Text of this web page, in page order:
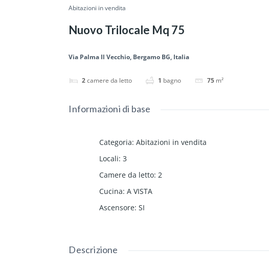
Abitazioni in vendita
Nuovo Trilocale Mq 75
Via Palma Il Vecchio, Bergamo BG, Italia
2 camere da letto 1 bagno 75 m²
Informazioni di base
Categoria: Abitazioni in vendita
Locali: 3
Camere da letto: 2
Cucina: A VISTA
Ascensore: SI
Descrizione